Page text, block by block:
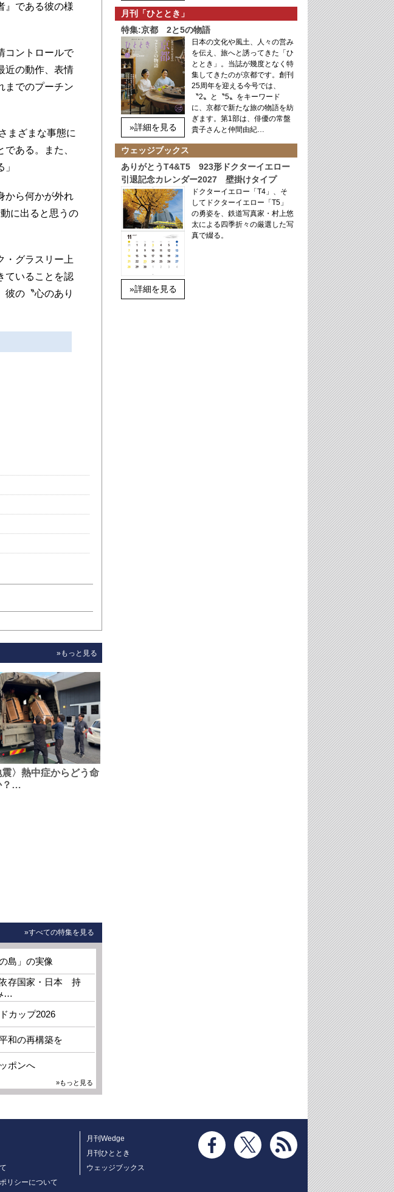
』である彼の様
コントロールで
近の動作、表情
までのプーチン
まざまな事態に
ある。また、
から何かが外れ
に出ると思うの
・グラスリー上
ていることを認
彼の〝心のあり
»もっと見る
震〉熱中症からどう命
？…
»すべての特集を見る
島」の実像
存国家・日本 持
…
カップ2026
和の再構築を
ポンへ
»もっと見る
月刊「ひととき」
特集:京都 2と5の物語
»詳細を見る
日本の文化や風土、人々の営み
を伝え、旅へと誘ってきた「ひ
ととき」。当誌が幾度となく特
集してきたのが京都です。創刊
25周年を迎える今号では、
〝2〟と〝5〟をキーワード
に、京都で新たな旅の物語を紡
ぎます。第1部は、俳優の常盤
貴子さんと仲間由紀…
ウェッジブックス
ありがとうT4&T5 923形ドクターイエロー
引退記念カレンダー2027 壁掛けタイプ
»詳細を見る
ドクターイエロー「T4」、そ
してドクターイエロー「T5」
の勇姿を、鉄道写真家・村上悠
太による四季折々の厳選した写
真で綴る。
リシーについて
月刊Wedge
月刊ひととき
ウェッジブックス